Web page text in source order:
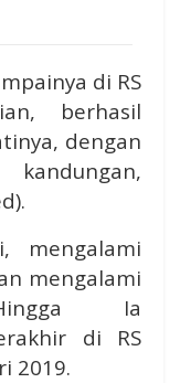
di RS
berhasil
dengan
mengalami
mengalami
Ia
di RS
2019.